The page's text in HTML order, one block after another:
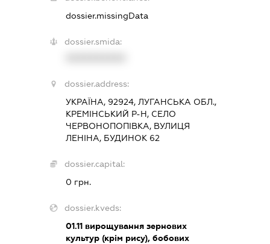
dossier.missingData
dossier.smida:
dossier.address:
УКРАЇНА, 92924, ЛУГАНСЬКА ОБЛ.,
КРЕМІНСЬКИЙ Р-Н, СЕЛО
ЧЕРВОНОПОПІВКА, ВУЛИЦЯ
ЛЕНІНА, БУДИНОК 62
dossier.capital:
0 грн.
dossier.kveds:
01.11вирощування зернових
культур (крім рису), бобових